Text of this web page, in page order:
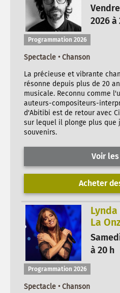
2026 à
Programmation 2026
Spectacle • Chanson
La précieuse et vibrante
résonne depuis plus de 20
musicale. Reconnu comme
auteurs-compositeurs-
d'Abitibi est de retour avec
sur lequel il plonge plus que
souvenirs.
Voir
Acheter
La
à 20 h
Programmation 2026
Spectacle • Chanson